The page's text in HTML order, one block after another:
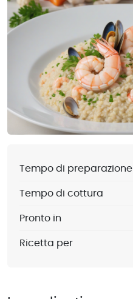
Tempo di preparazione
Tempo di cottura
Pronto in
Ricetta per